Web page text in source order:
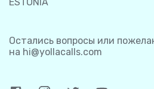
Остались вопросы или
на hi@yollacalls.com